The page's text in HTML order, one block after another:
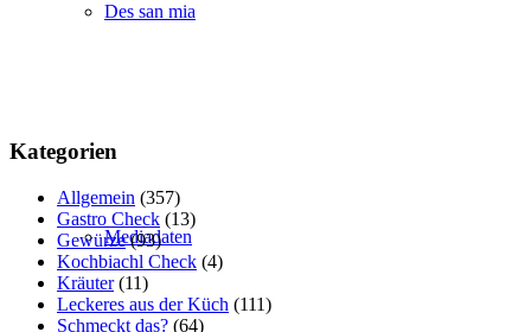
Des san mia
Mediadaten
Kategorien
Allgemein (357)
Gastro Check (13)
Gewürze(93)
Kochbiachl Check (4)
Kräuter(11)
Leckeres aus der Küch (111)
Schmeckt das? (64)